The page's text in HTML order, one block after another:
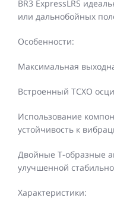
BR3 ExpressLRS
или дальнобойных
Особенности:
Максимальная
Встроенный TCXO
Использование
устойчивость к
Двойные Т-образные
улучшенной
Характеристики: